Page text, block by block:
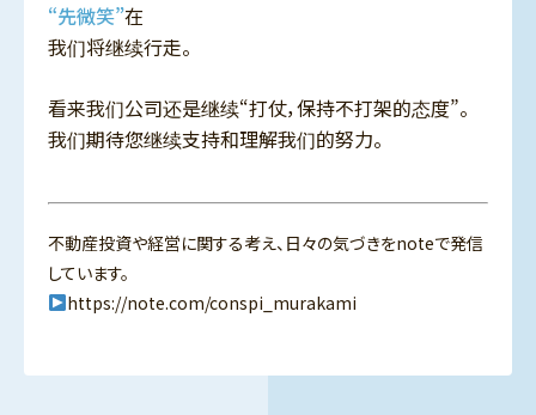
“先微笑”在
我们将继续行走。
看来我们公司还是继续“打仗，保持不打架的态度”。
我们期待您继续支持和理解我们的努力。
不動産投資や経営に関する考え、日々の気づきをnoteで発信
しています。
https://note.com/conspi_murakami